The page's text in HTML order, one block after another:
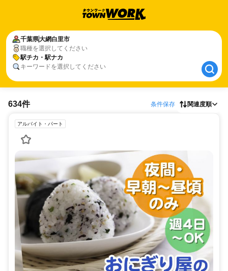
千葉県大網白里市
職種を選択してください
駅チカ・駅ナカ
キーワードを選択してください
千葉県大網白里市
駅チカ・駅ナカ
634件 条件保存 関連度順
アルバイト・パート